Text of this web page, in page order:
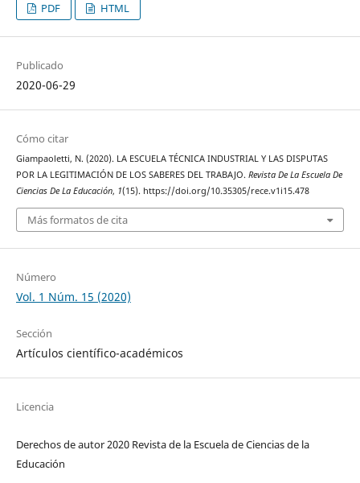
PDF HTML
Publicado
2020-06-29
Cómo citar
Giampaoletti, N. (2020). LA ESCUELA TÉCNICA INDUSTRIAL Y LAS DISPUTAS
POR LA LEGITIMACIÓN DE LOS SABERES DEL TRABAJO. Revista De La Escuela De
Ciencias De La Educación, 1(15). https://doi.org/10.35305/rece.v1i15.478
Más formatos de cita
Número
Vol. 1 Núm. 15 (2020)
Sección
Artículos científico-académicos
Licencia
Derechos de autor 2020 Revista de la Escuela de Ciencias de la
Educación